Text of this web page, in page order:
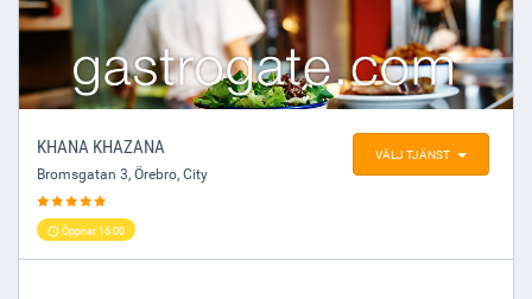
VÄLJ TJÄNST
KHANA KHAZANA
Bromsgatan 3, Örebro, City
Öppnar 16:00